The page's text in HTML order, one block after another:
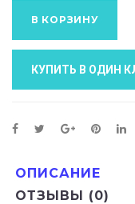
В КОРЗИНУ
КУПИТЬ В ОДИН
ОПИСАНИЕ
ОТЗЫВЫ (0)